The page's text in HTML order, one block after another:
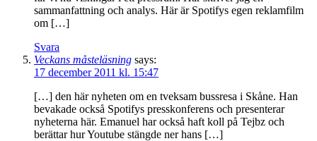
sammanfattning och analys. Här är Spotifys egen reklamfilm
om […]
Svara
Veckans måsteläsning says:
17 december 2011 kl. 15:47
[…] den här nyheten om en tveksam bussresa i Skåne. Han
bevakade också Spotifys presskonferens och presenterar
nyheterna här. Emanuel har också haft koll på Tejbz och
berättar hur Youtube stängde ner hans […]